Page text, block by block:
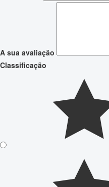
A sua avaliação
Classificação